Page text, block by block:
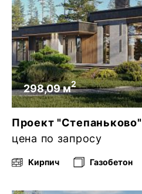
298,09 м2
Проект "Степаньково"
цена по запросу
Кирпич Газобетон